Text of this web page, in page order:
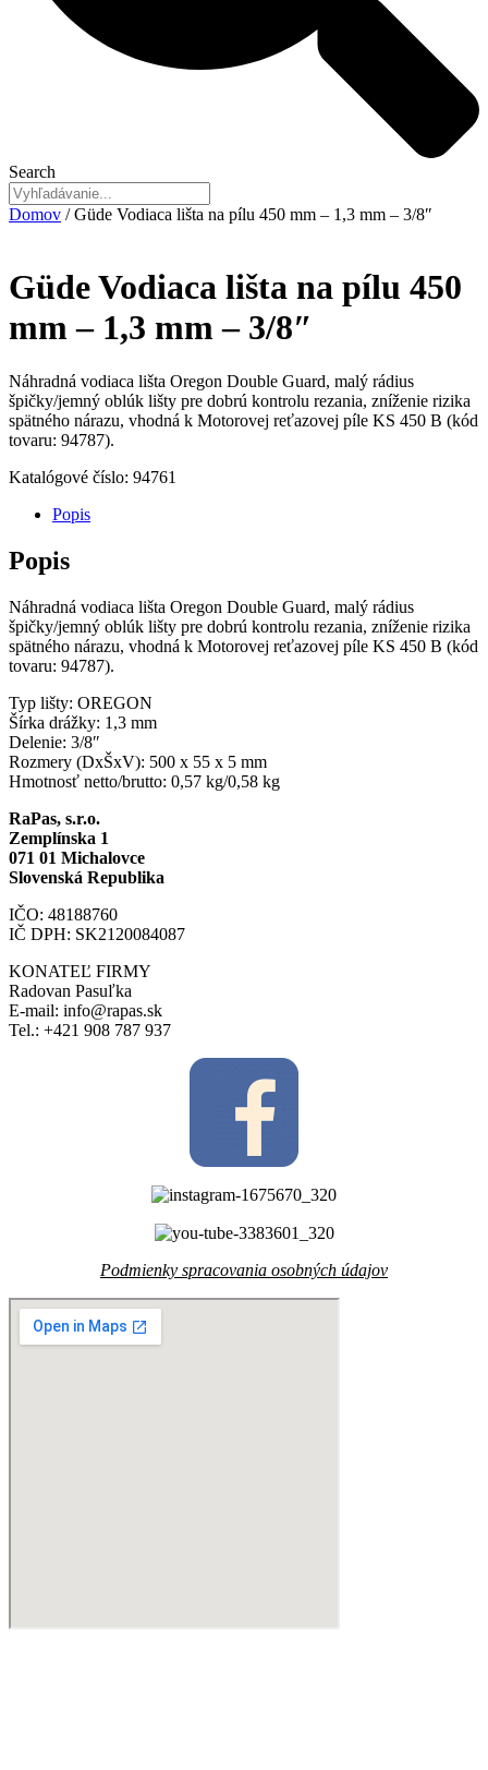
Search
Domov / Güde Vodiaca lišta na pílu 450 mm – 1,3 mm – 3/8″
Güde Vodiaca lišta na pílu 450
mm – 1,3 mm – 3/8″
Náhradná vodiaca lišta Oregon Double Guard, malý rádius
špičky/jemný oblúk lišty pre dobrú kontrolu rezania, zníženie rizika
spätného nárazu, vhodná k Motorovej reťazovej píle KS 450 B (kód
tovaru: 94787).
Katalógové číslo: 94761
Popis
Popis
Náhradná vodiaca lišta Oregon Double Guard, malý rádius
špičky/jemný oblúk lišty pre dobrú kontrolu rezania, zníženie rizika
spätného nárazu, vhodná k Motorovej reťazovej píle KS 450 B (kód
tovaru: 94787).
Typ lišty: OREGON
Šírka drážky: 1,3 mm
Delenie: 3/8″
Rozmery (DxŠxV): 500 x 55 x 5 mm
Hmotnosť netto/brutto: 0,57 kg/0,58 kg
RaPas, s.r.o.
Zemplínska 1
071 01 Michalovce
Slovenská Republika
IČO: 48188760
IČ DPH: SK2120084087
KONATEĽ FIRMY
Radovan Pasuľka
E-mail: info@rapas.sk
Tel.: +421 908 787 937
Podmienky spracovania osobných údajov